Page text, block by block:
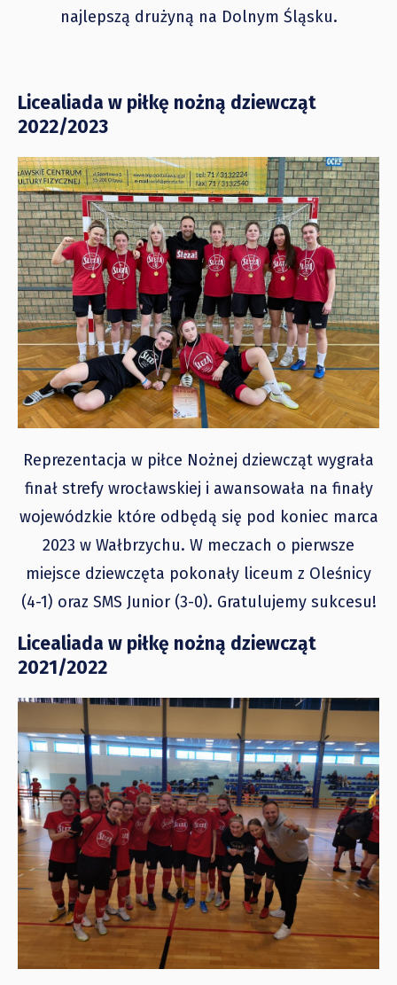
najlepszą drużyną na Dolnym Śląsku.
Licealiada w piłkę nożną dziewcząt
2022/2023
Reprezentacja w piłce Nożnej dziewcząt wygrała
finał strefy wrocławskiej i awansowała na finały
wojewódzkie które odbędą się pod koniec marca
2023 w Wałbrzychu. W meczach o pierwsze
miejsce dziewczęta pokonały liceum z Oleśnicy
(4-1) oraz SMS Junior (3-0). Gratulujemy sukcesu!
Licealiada w piłkę nożną dziewcząt
2021/2022